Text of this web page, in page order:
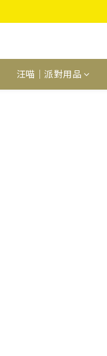
汪喵｜派對用品